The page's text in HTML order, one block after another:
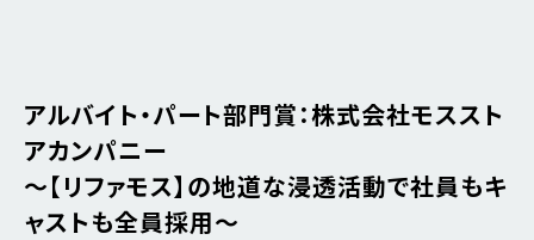
アルバイト・パート部門賞：株式会社モススト
アカンパニー
～【リファモス】の地道な浸透活動で社員もキ
ャストも全員採用～